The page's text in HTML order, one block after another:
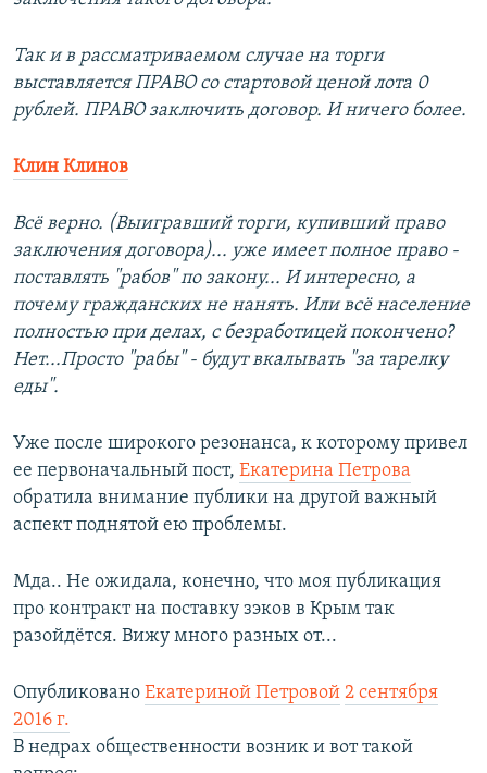
Так и в рассматриваемом случае на торги
выставляется ПРАВО со стартовой ценой лота 0
рублей. ПРАВО заключить договор. И ничего более.
Клин Клинов
Всё верно. (Выигравший торги, купивший право
заключения договора)... уже имеет полное право -
поставлять "рабов" по закону... И интересно, а
почему гражданских не нанять. Или всё население
полностью при делах, с безработицей покончено?
Нет...Просто "рабы" - будут вкалывать "за тарелку
еды".
Уже после широкого резонанса, к которому привел
ее первоначальный пост, Екатерина Петрова
обратила внимание публики на другой важный
аспект поднятой ею проблемы.
Мда.. Не ожидала, конечно, что моя публикация
про контракт на поставку зэков в Крым так
разойдётся. Вижу много разных от...
Опубликовано Екатериной Петровой 2 сентября
2016 г.
В недрах общественности возник и вот такой